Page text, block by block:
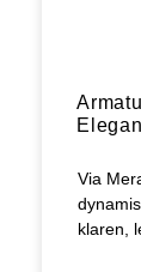
Via
klaren,